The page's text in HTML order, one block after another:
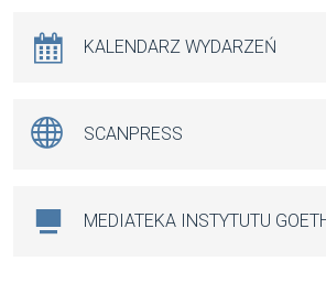
KALENDARZ WYDARZEŃ
SCANPRESS
MEDIATEKA INSTYTUTU